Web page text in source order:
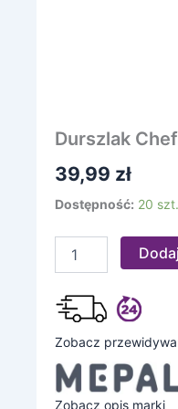
Durszlak
39,99 zł
Dostępność: 20
Zobacz
Zobacz opis marki